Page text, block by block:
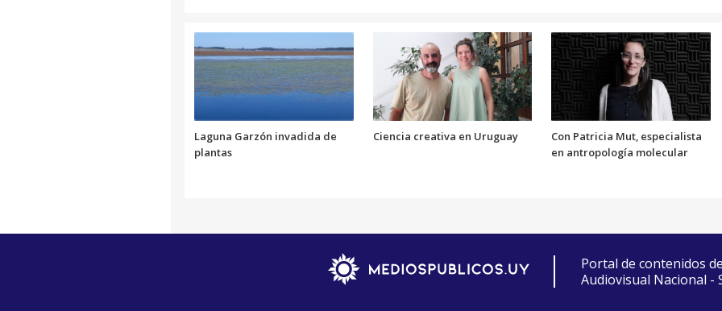
Laguna Garzón invadida de
plantas
Ciencia creativa en Uruguay
Con Patricia Mut, especialista
en antropología molecular
Portal de contenidos
Audiovisual Nacional -